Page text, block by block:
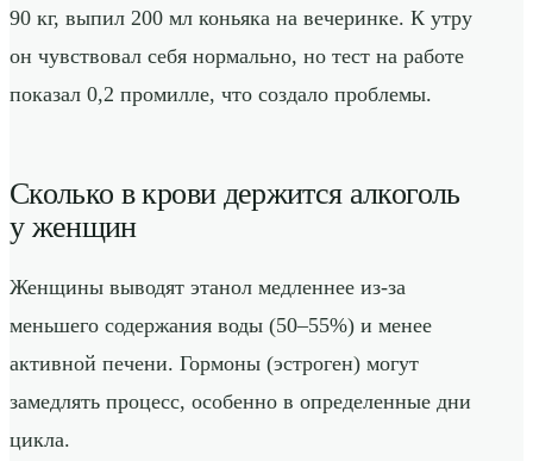
90 кг, выпил 200 мл коньяка на вечеринке. К утру
он чувствовал себя нормально, но тест на работе
показал 0,2 промилле, что создало проблемы.
Сколько в крови держится алкоголь
у женщин
Женщины выводят этанол медленнее из-за
меньшего содержания воды (50–55%) и менее
активной печени. Гормоны (эстроген) могут
замедлять процесс, особенно в определенные дни
цикла.